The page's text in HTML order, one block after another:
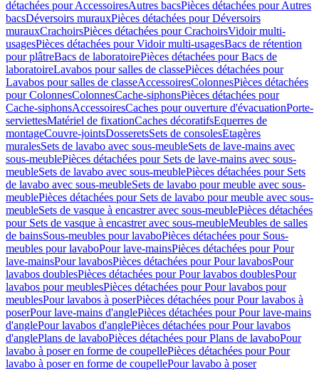
détachées pour AccessoiresAutres bacsPièces détachées pour Autres
bacsDéversoirs murauxPièces détachées pour Déversoirs
murauxCrachoirsPièces détachées pour CrachoirsVidoir multi-
usagesPièces détachées pour Vidoir multi-usagesBacs de rétention
pour plâtreBacs de laboratoirePièces détachées pour Bacs de
laboratoireLavabos pour salles de classePièces détachées pour
Lavabos pour salles de classeAccessoiresColonnesPièces détachées
pour ColonnesColonnesCache-siphonsPièces détachées pour
Cache-siphonsAccessoiresCaches pour ouverture d'évacuationPorte-
serviettesMatériel de fixationCaches décoratifsEquerres de
montageCouvre-jointsDosseretsSets de consolesEtagères
muralesSets de lavabo avec sous-meubleSets de lave-mains avec
sous-meublePièces détachées pour Sets de lave-mains avec sous-
meubleSets de lavabo avec sous-meublePièces détachées pour Sets
de lavabo avec sous-meubleSets de lavabo pour meuble avec sous-
meublePièces détachées pour Sets de lavabo pour meuble avec sous-
meubleSets de vasque à encastrer avec sous-meublePièces détachées
pour Sets de vasque à encastrer avec sous-meubleMeubles de salles
de bainsSous-meubles pour lavaboPièces détachées pour Sous-
meubles pour lavaboPour lave-mainsPièces détachées pour Pour
lave-mainsPour lavabosPièces détachées pour Pour lavabosPour
lavabos doublesPièces détachées pour Pour lavabos doublesPour
lavabos pour meublesPièces détachées pour Pour lavabos pour
meublesPour lavabos à poserPièces détachées pour Pour lavabos à
poserPour lave-mains d'anglePièces détachées pour Pour lave-mains
d'anglePour lavabos d'anglePièces détachées pour Pour lavabos
d'anglePlans de lavaboPièces détachées pour Plans de lavaboPour
lavabo à poser en forme de coupellePièces détachées pour Pour
lavabo à poser en forme de coupellePour lavabo à poser